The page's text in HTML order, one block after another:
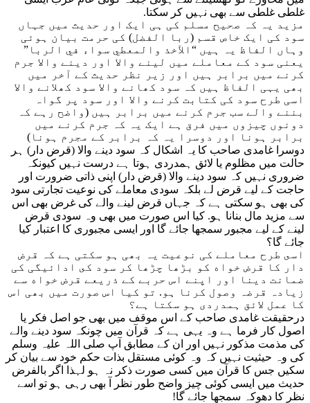
غلطی غلطی سے بھی نہیں کر سکتا.
مزید یہ کہ صحیح مسلم کی ہی ایک اور حدیث میں جہاں
سود کی ایک خاص قسم (ربا الفضل) کی حرمت بیان ہوئی
وہاں الفاظ یہ ہیں “الآخذ والمعطي سواء في الربا”
یعنی سود کے معاملے میں لینے والا اور دینے والا جرم
کرنے میں برابر ہیں اور زیر نظر حدیث کے آخر میں
بھی یہی الفاظ ہیں کہ سود کھانے والا سود کھلانے والا
اسی طرح سود کی کتابت کرنے والا اور سود پر گواہ
بننے والے سب جرم کرنے میں برابر ہیں (واضح رہے کہ
دونوں چیزوں میں فرق ہے ایک یہ کہ جرم کرنے میں
برابر ہونا اور دوسرا یہ کہ برابر کے مجرم ہونا)
دوسرا غامدى صاحب کا یہ اشکال کہ سود دینے والا (قرض دار) ہر
حالت میں مظلوم يا لائق ہمدردی ہوتا ہے درست نہیں کیونکہ
ضروری نہیں کہ سود دینے والا (قرض دار) اپنی ذاتی ضرورت اور
حاجت کے لیے قرض لے بلکہ سودی معاملے کی نوعیت تجارتی سود
کی بھی ہو سکتی ہے کہ جہاں قرض لینے والے کی غرض بھی اس
سے مزید مال بنانا ہو. کیا اس صورت میں بھی وہ سودى قرض
لینے کے لیے مجبور سمجھا جائے گا اور ايسى مجبوری کا اعتبار كيا
جائے گا؟
اسى طرح معاملے کی نوعیت یہ بھی ہو سکتی ہے کہ قرض
دار کا قرض خواه کو بڑھا چڑھا کر سود كى ادائیگی کی
ضمانت دینا اور اپنے اس حربے کے ذریعے قرض خواه سے
زیادہ قرضہ وصول کرنا ہو. تو کیا اس صورت میں بھی اس
کا عمل لائق ہمدردی ہو سکتا ہے؟
درحقيقت غامدی صاحب کے اس موقف میں بھی جو اصل فکر يا
اصول کار فرما ہے وہ یہی ہے کہ قرآن میں چونکہ سود دینے والے
کى مذمت مذکور نہیں اور ان کے مطابق آپ صلی اللہ علیہ وسلم
کی وہ حیثیت نہیں کہ وہ کوئی مستقل بذات حکم خود سے بیان کر
سکیں جس کا قرآن میں کسی صورت ذکر نہ ہو لہذا اگر بالفرض
حدیث میں ايسى کوئی چیز واضح طور نظر آ بھی رہی ہو تو اسے
نظر کا دھوکہ سمجھا جائے گا!